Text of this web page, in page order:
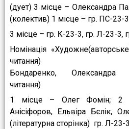
(дует) 3 місце – Олександра
(колектив) 1 місце – гр. ПС-23-
3 місце – гр. К-23-3, гр. Л-23-3,
Номінація
читання) 1
Бондаренко,
читання)
1 місце – Олег Фомін; 2
Анісіфоров, Ельвіра Бєлік,
(літературна сторінка) гр. Л-23-